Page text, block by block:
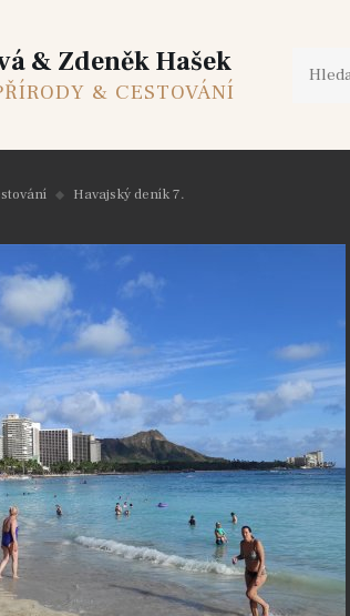
& Zdeněk Hašek
& CESTOVÁNÍ
Havajský deník 7.